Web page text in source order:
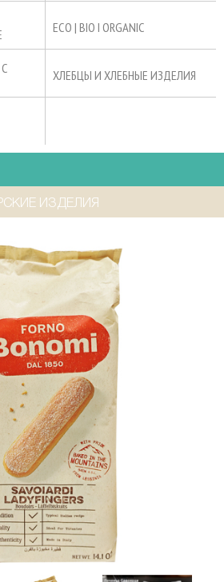
ECO | BIO I ORGANIC
ХЛЕБЦЫ И ХЛЕБНЫЕ ИЗДЕЛИЯ
ИЗДЕЛИЯ